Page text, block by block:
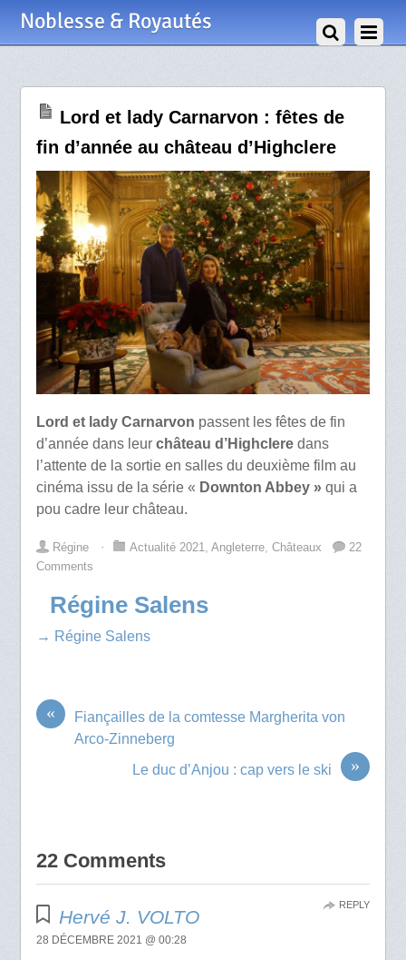
Noblesse & Royautés
Lord et lady Carnarvon : fêtes de
fin d’année au château d’Highclere
Lord et lady Carnarvon passent les fêtes de fin
d’année dans leur château d’Highcleredans
l’attente de la sortie en salles du deuxième film au
cinéma issu de la série « Downton Abbey »qui a
pou cadre leur château.
Régine ⋅ Actualité 2021, Angleterre, Châteaux
22
Comments
Régine Salens
→ Régine Salens
«
Fiançailles de la comtesse Margherita von
Arco-Zinneberg
»
Le duc d’Anjou : cap vers le ski
22 Comments
Hervé J. VOLTO
28 DÉCEMBRE 2021 @ 00:28
REPLY